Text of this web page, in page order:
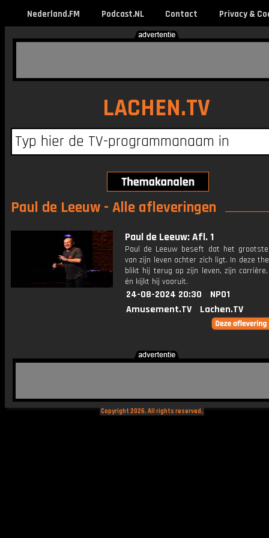
Nederland.FM Podcast.NL Contact Privacy &
LACHEN.TV
Paul de Leeuw - Alle afleveringen
Paul de Leeuw: Afl. 1
Paul de Leeuw beseft dat het
van zijn leven achter zich ligt. In deze
blikt hij terug op zijn leven, zijn
én kijkt hij vooruit.
24-08-2024 20:30
NPO1
Amusement.TV
Lachen.TV
Copyright 2026. All rights reserved.